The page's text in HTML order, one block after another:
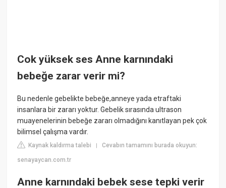
Cok yüksek ses Anne karnındaki
bebeğe zarar verir mi?
Bu nedenle gebelikte bebeğe,anneye yada etraftaki
insanlara bir zararı yoktur. Gebelik sırasında ultrason
muayenelerinin bebeğe zararı olmadığını kanıtlayan pek çok
bilimsel çalışma vardır.
Kaynak kaldırma talebi |Cevabın tamamını burada okuyun:
senayaycan.com.tr
Anne karnındaki bebek sese tepki verir